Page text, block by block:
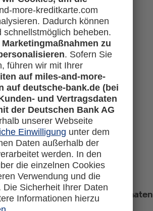
Hier erfahren Sie alles zum
und in den letzten 12 Monaten